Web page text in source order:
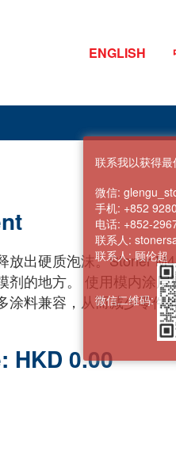
ENGLISH
放出硬质泡沫。Stoner
剂的地方。 使用模内涂层
涂料兼容，从而减少零件
HKD 0.00
联系我以获得
微信:
手机: +852
电话: +852-
联系人:
联系人:顾伦超
微信二维码: